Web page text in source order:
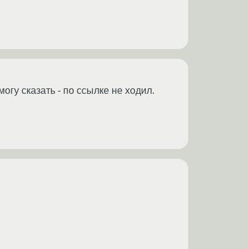
сказать - по ссылке не ходил.